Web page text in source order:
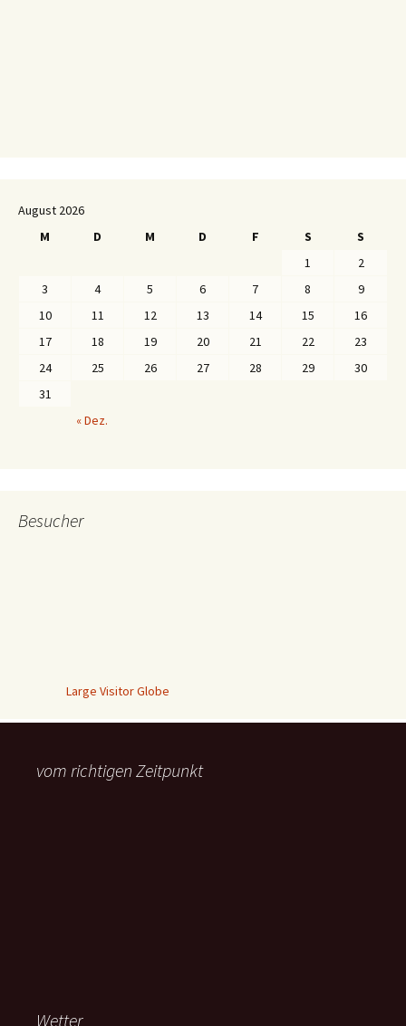
August 2026
M
D M D F S
S
1
2
3
4 5 6 7 8
9
10
11 12 13 14 15
16
17
18 19 20 21 22
23
24
25 26 27 28 29
30
31
« Dez.
Besucher
Large Visitor Globe
vom richtigen Zeitpunkt
Wetter